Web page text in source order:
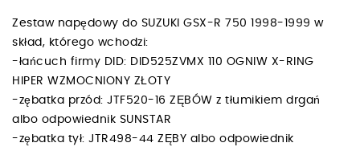
Zestaw napędowy do SUZUKI GSX-R 750 1998-1999 w
skład, którego wchodzi:
-łańcuch firmy DID: DID525ZVMX 110 OGNIW X-RING
HIPER WZMOCNIONY ZŁOTY
-zębatka przód: JTF520-16 ZĘBÓW z tłumikiem drgań
albo odpowiednik SUNSTAR
-zębatka tył: JTR498-44 ZĘBY albo odpowiednik